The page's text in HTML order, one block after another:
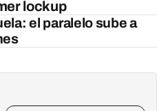
lockup
el paralelo sube a